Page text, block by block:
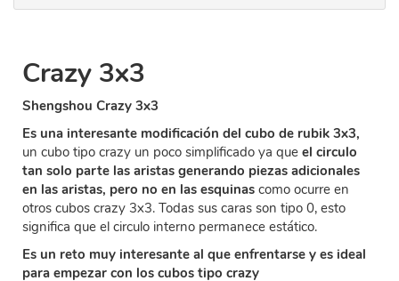
Crazy 3x3
Shengshou Crazy 3x3
Es una interesante modificación del cubo de rubik 3x3,
un cubo tipo crazy un poco simplificado ya que el circulo
tan solo parte las aristas generando piezas adicionales
en las aristas, pero no en las esquinas como ocurre en
otros cubos crazy 3x3. Todas sus caras son tipo 0, esto
significa que el circulo interno permanece estático.
Es un reto muy interesante al que enfrentarse y es ideal
para empezar con los cubos tipo crazy